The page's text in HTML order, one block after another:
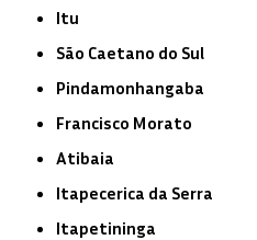
Itu
São Caetano do Sul
Pindamonhangaba
Francisco Morato
Atibaia
Itapecerica da Serra
Itapetininga